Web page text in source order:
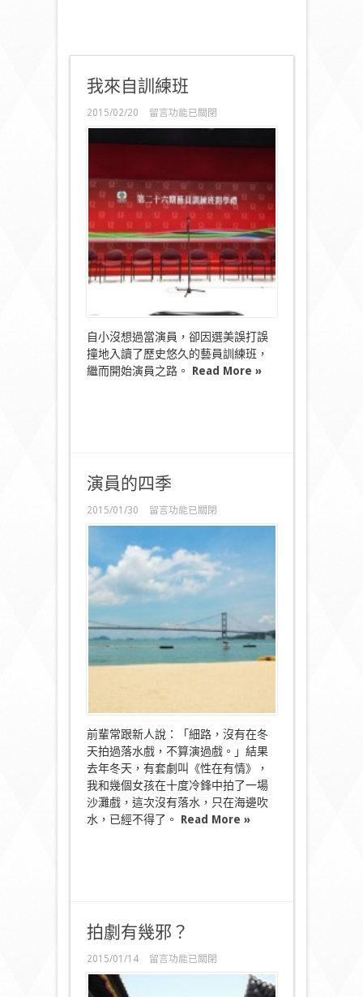
我來自訓練班
2015/02/20
在
〈我
練
班〉
中
留言功能已關閉
自小沒想過當演員，卻因選美誤打誤
撞地入讀了歷史悠久的藝員訓練班，
繼而開始演員之路。 Read More »
演員的四季
2015/01/30
在
〈演
的
四
季〉
中
留言功能已關閉
前輩常跟新人說：「細路，沒有在冬
天拍過落水戲，不算演過戲。」結果
去年冬天，有套劇叫《性在有情》，
我和幾個女孩在十度冷鋒中拍了一場
沙灘戲，這次沒有落水，只在海邊吹
水，已經不得了。 Read More »
拍劇有幾邪？
2015/01/14
在
〈拍
留言功能已關閉